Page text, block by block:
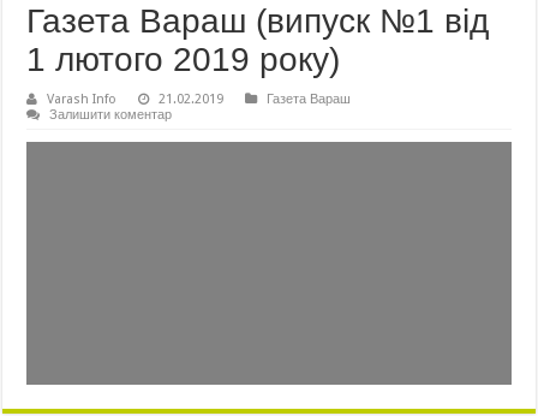
Газета Вараш (випуск №1 від
1 лютого 2019 року)
Varash Info 21.02.2019
Газета Вараш
Залишити коментар